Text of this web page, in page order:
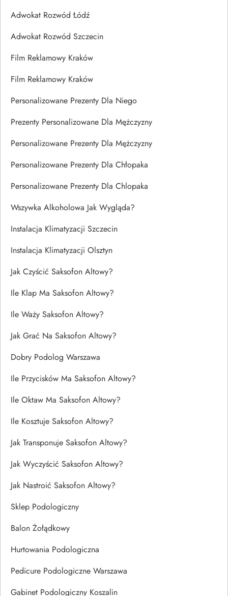
Adwokat Rozwód Łódź
Adwokat Rozwód Szczecin
Film Reklamowy Kraków
Film Reklamowy Kraków
Personalizowane Prezenty Dla Niego
Prezenty Personalizowane Dla Mężczyzny
Personalizowane Prezenty Dla Mężczyzny
Personalizowane Prezenty Dla Chłopaka
Personalizowane Prezenty Dla Chlopaka
Wszywka Alkoholowa Jak Wygląda?
Instalacja Klimatyzacji Szczecin
Instalacja Klimatyzacji Olsztyn
Jak Czyścić Saksofon Altowy?
Ile Klap Ma Saksofon Altowy?
Ile Waży Saksofon Altowy?
Jak Grać Na Saksofon Altowy?
Dobry Podolog Warszawa
Ile Przycisków Ma Saksofon Altowy?
Ile Oktaw Ma Saksofon Altowy?
Ile Kosztuje Saksofon Altowy?
Jak Transponuje Saksofon Altowy?
Jak Wyczyścić Saksofon Altowy?
Jak Nastroić Saksofon Altowy?
Sklep Podologiczny
Balon Żołądkowy
Hurtowania Podologiczna
Pedicure Podologiczne Warszawa
Gabinet Podologiczny Koszalin